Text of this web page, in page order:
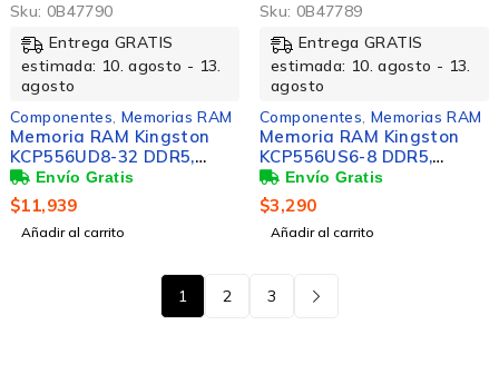
Sku: 0B47790
Entrega GRATIS
estimada: 10. agosto - 13.
agosto
Componentes Memorias RAM
Memoria RAM Kingston
KCP556UD8-32 DDR5,
5600MHz, 32GB, CL46,
Verde
$11,939
Añadir al carrito
Sku: 0B47789
Entrega GRATIS
estimada: 10. agosto - 13.
agosto
Componentes Memorias RAM
Memoria RAM Kingston
KCP556US6-8 DDR5,
5600MHz, 8GB, CL46,
Verde
$3,290
Añadir al carrito
1 2 3